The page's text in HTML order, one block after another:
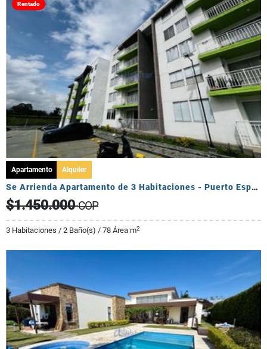
Rentado
Apartamento Alquiler
Se Arrienda Apartamento de 3 Habitaciones - Puerto Espejo
$1.450.000COP
3 Habitaciones / 2 Baño(s) / 78 Área m2